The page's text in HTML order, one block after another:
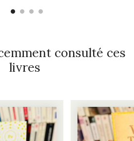
consulté ces
livres